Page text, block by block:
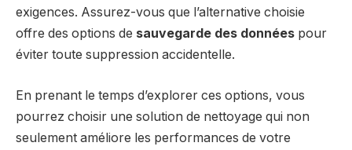
exigences. Assurez-vous que l’alternative choisie
offre des options de sauvegarde des données pour
éviter toute suppression accidentelle.
En prenant le temps d’explorer ces options, vous
pourrez choisir une solution de nettoyage qui non
seulement améliore les performances de votre